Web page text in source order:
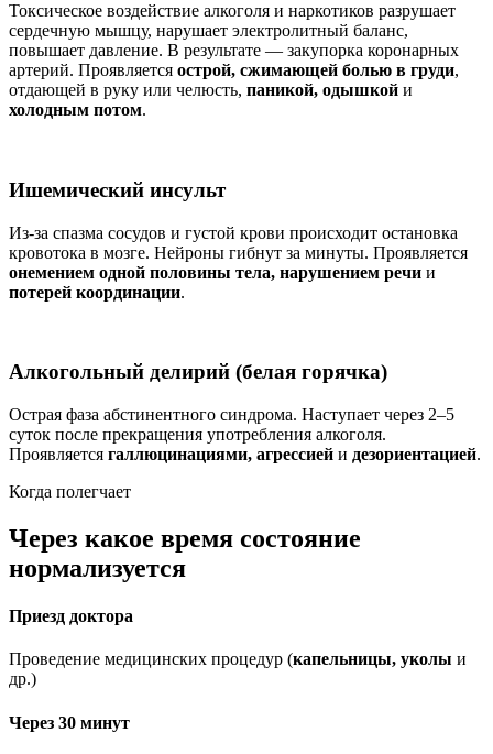
Токсическое воздействие алкоголя и наркотиков разрушает
сердечную мышцу, нарушает электролитный баланс,
повышает давление. В результате — закупорка коронарных
артерий. Проявляется острой, сжимающей болью в груди,
отдающей в руку или челюсть, паникой, одышкой и
холодным потом.
Ишемический инсульт
Из-за спазма сосудов и густой крови происходит остановка
кровотока в мозге. Нейроны гибнут за минуты. Проявляется
онемением одной половины тела, нарушением речи и
потерей координации.
Алкогольный делирий (белая горячка)
Острая фаза абстинентного синдрома. Наступает через 2–5
суток после прекращения употребления алкоголя.
Проявляется галлюцинациями, агрессией и дезориентацией.
Когда полегчает
Через какое время состояние
нормализуется
Приезд доктора
Проведение медицинских процедур (капельницы, уколы и
др.)
Через 30 минут